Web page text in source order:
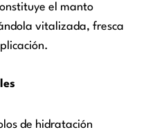
el manto
vitalizada, fresca
de hidratación